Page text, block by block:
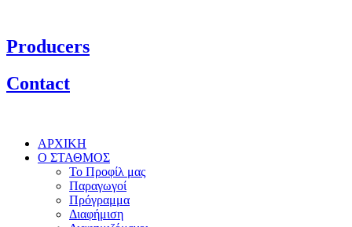
Producers
Contact
ΑΡΧΙΚΗ
Ο ΣΤΑΘΜΟΣ
Το Προφίλ μας
Παραγωγοί
Πρόγραμμα
Διαφήμιση